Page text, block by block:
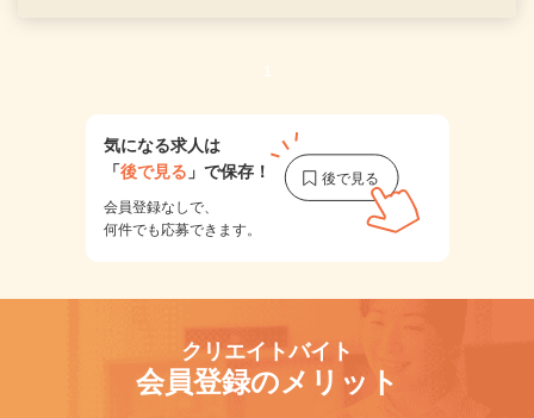
1
気になる求人は
「後で見る 」で保存！
会員登録なしで、
何件でも応募できます。
クリエイトバイト
会員登録のメリット